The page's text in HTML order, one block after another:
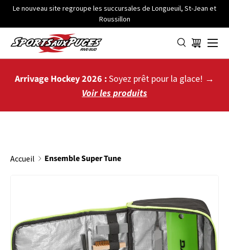
ALLER AU CONTENU
Le nouveau site regroupe les succursales de Longueuil, St-Jean et
Roussillon
Panier
Menu
Arrivage Hockey 2026 :Soyez prêt pour la glace! →
Voir les produits
Accueil Ensemble Super Tune
PASSER AUX INFORMATIONS PRODUITS